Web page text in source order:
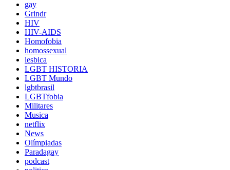
gay
Grindr
HIV
HIV-AIDS
Homofobia
homossexual
lesbica
LGBT HISTORIA
LGBT Mundo
lgbtbrasil
LGBTfobia
Militares
Musica
netflix
News
Olímpiadas
Paradagay
podcast